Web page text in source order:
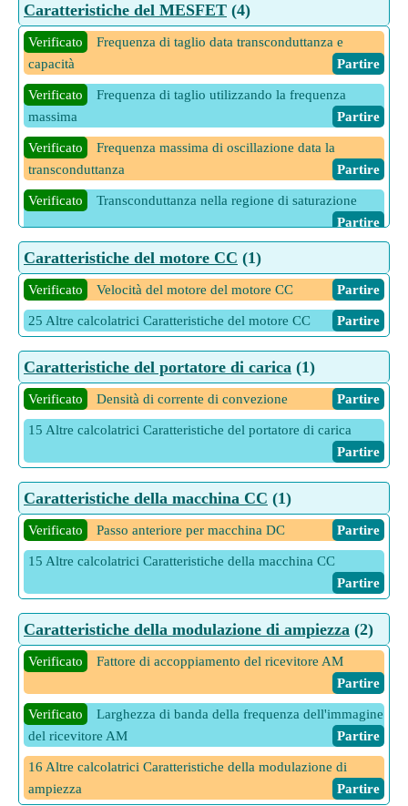
Caratteristiche del MESFET (4)
Verificato
Frequenza di taglio data transconduttanza e
capacità
Partire
Verificato
Frequenza di taglio utilizzando la frequenza
massima
Partire
Verificato
Frequenza massima di oscillazione data la
transconduttanza
Partire
Verificato
Transconduttanza nella regione di saturazione
Partire
9 Altre calcolatrici Caratteristiche del MESFET
Caratteristiche del motore CC (1)
Verificato Velocità del motore del motore CC Partire
25 Altre calcolatrici Caratteristiche del motore CC Partire
Caratteristiche del portatore di carica (1)
Verificato Densità di corrente di convezione Partire
15 Altre calcolatrici Caratteristiche del portatore di carica
Partire
Caratteristiche della macchina CC (1)
Verificato Passo anteriore per macchina DC Partire
15 Altre calcolatrici Caratteristiche della macchina CC
Partire
Caratteristiche della modulazione di ampiezza (2)
Verificato
Fattore di accoppiamento del ricevitore AM
Partire
Verificato
Larghezza di banda della frequenza dell'immagine
del ricevitore AM
Partire
16 Altre calcolatrici Caratteristiche della modulazione di
ampiezza
Partire